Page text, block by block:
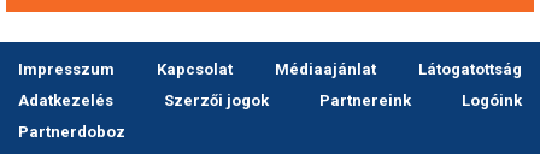
Impresszum Kapcsolat Médiaajánlat
Látogatottság
Adatkezelés
Szerzői jogok Partnereink
Logóink
Partnerdoboz